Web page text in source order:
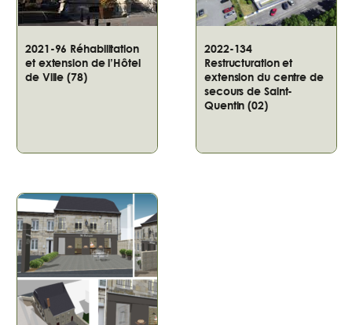
2021-96 Réhabilitation
et extension de l’Hôtel
de Ville (78)
2022-134
Restructuration et
extension du centre de
secours de Saint-
Quentin (02)